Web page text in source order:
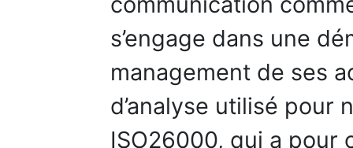
s’engage dans une
management de ses
d’analyse utilisé pour
ISO26000, qui a pour